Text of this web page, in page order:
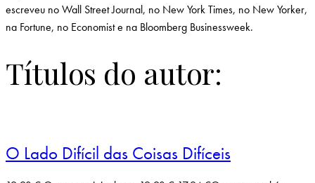
escreveu no Wall Street Journal, no New York Times, no New Yorker,
na Fortune, no Economist e na Bloomberg Businessweek.
Títulos do autor:
O Lado Difícil das Coisas Difíceis